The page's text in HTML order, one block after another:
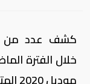
كشف عدد من
موديل 2020 المتاحة في السوق المصري.